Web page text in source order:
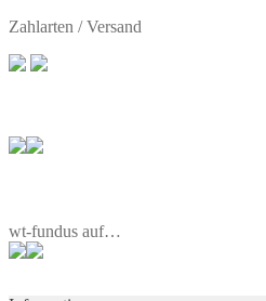
Zahlarten / Versand
wt-fundus auf…